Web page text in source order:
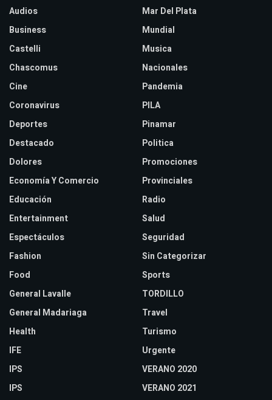
Audios
Business
Castelli
Chascomus
Cine
Coronavirus
Deportes
Destacado
Dolores
Economía Y Comercio
Educación
Entertainment
Espectáculos
Fashion
Food
General Lavalle
General Madariaga
Health
IFE
IPS
IPS
Mar Del Plata
Mundial
Musica
Nacionales
Pandemia
PILA
Pinamar
Politica
Promociones
Provinciales
Radio
Salud
Seguridad
Sin Categorizar
Sports
TORDILLO
Travel
Turismo
Urgente
VERANO 2020
VERANO 2021